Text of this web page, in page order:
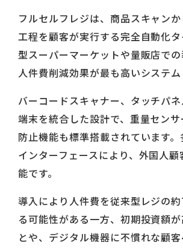
フルセルフレジは、商品スキャン
工程を顧客が実行する完全自動化
型スーパーマーケットや量販店での
人件費削減効果が最も高いシステム
バーコードスキャナー、タッチパ
端末を統合した設計で、重量セン
防止機能も標準搭載されています
インターフェースにより、外国人
能です。
導入により人件費を従来型レジの
る可能性がある一方、初期投資額
とや、デジタル機器に不慣れな顧